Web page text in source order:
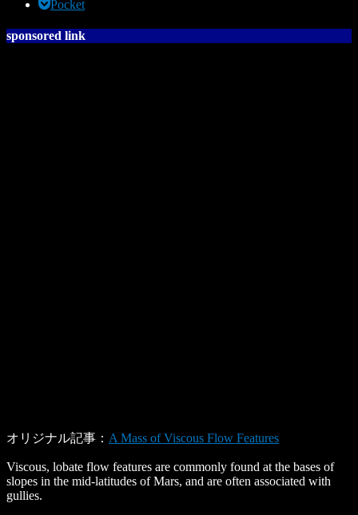
Pocket
sponsored link
オリジナル記事： A Mass of Viscous Flow Features
Viscous, lobate flow features are commonly found at the bases of
slopes in the mid-latitudes of Mars, and are often associated with
gullies.